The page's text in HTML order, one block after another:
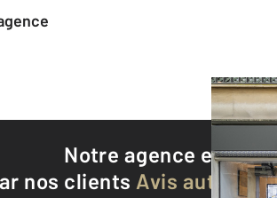
Notre agence est
nos clients Avis